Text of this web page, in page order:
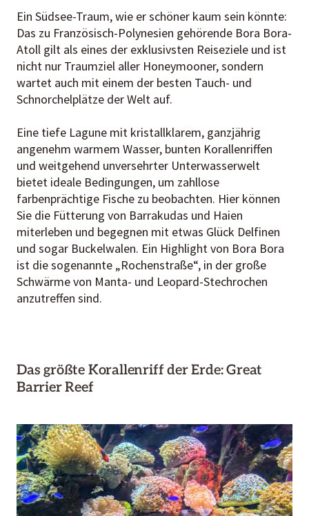
Ein Südsee-Traum, wie er schöner kaum sein könnte:
Das zu Französisch-Polynesien gehörende Bora Bora-
Atoll gilt als eines der exklusivsten Reiseziele und ist
nicht nur Traumziel aller Honeymooner, sondern
wartet auch mit einem der besten Tauch- und
Schnorchelplätze der Welt auf.
Eine tiefe Lagune mit kristallklarem, ganzjährig
angenehm warmem Wasser, bunten Korallenriffen
und weitgehend unversehrter Unterwasserwelt
bietet ideale Bedingungen, um zahllose
farbenprächtige Fische zu beobachten. Hier können
Sie die Fütterung von Barrakudas und Haien
miterleben und begegnen mit etwas Glück Delfinen
und sogar Buckelwalen. Ein Highlight von Bora Bora
ist die sogenannte „Rochenstraße“, in der große
Schwärme von Manta- und Leopard-Stechrochen
anzutreffen sind.
Das größte Korallenriff der Erde: Great
Barrier Reef